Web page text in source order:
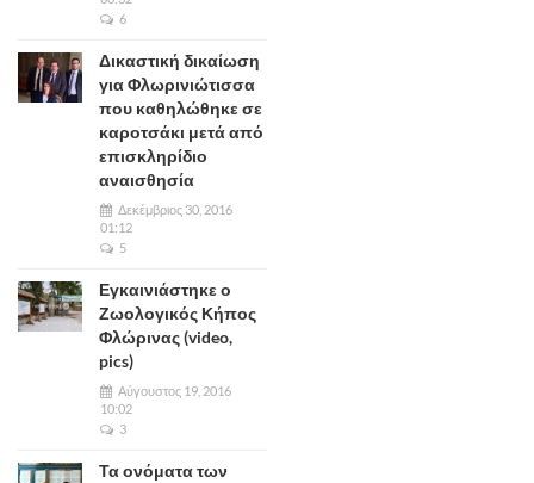
6
Δικαστική δικαίωση
για Φλωρινιώτισσα
που καθηλώθηκε σε
καροτσάκι μετά από
επισκληρίδιο
αναισθησία
Δεκέμβριος 30, 2016
01:12
5
Εγκαινιάστηκε ο
Ζωολογικός Κήπος
Φλώρινας (video,
pics)
Αύγουστος 19, 2016
10:02
3
Τα ονόματα των